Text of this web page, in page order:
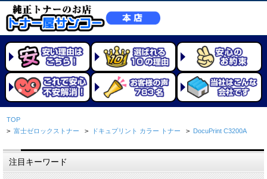
TOP
> 富士ゼロックストナー > ドキュプリント カラー トナー > DocuPrint C3200A
注目キーワード